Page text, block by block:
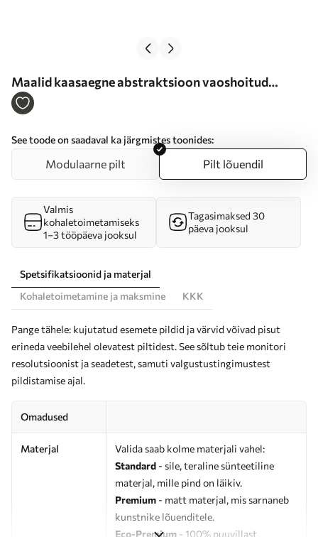
Maalid kaasaegne abstraktsioon vaoshoitud
toonides Nr s47121
See toode on saadaval ka järgmistes toonides:
Modulaarne pilt Pilt lõuendil
Valmis
kohaletoimetamiseks
1–3 tööpäeva jooksul
Tagasimaksed 30
päeva jooksul
Spetsifikatsioonid ja materjal
Kohaletoimetamine ja maksmine
KKK
Pange tähele: kujutatud esemete pildid ja värvid võivad pisut
erineda veebilehel olevatest piltidest. See sõltub teie monitori
resolutsioonist ja seadetest, samuti valgustustingimustest
pildistamise ajal.
Omadused
Materjal
Valida saab kolme materjali vahel:
Standard - sile, teraline sünteetiline
materjal, mille pind on läikiv.
Premium - matt materjal, mis sarnaneb
kunstnike lõuenditele.
Eco-Premium - 100% puuvillast